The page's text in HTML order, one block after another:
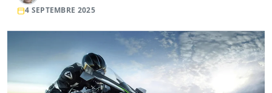
4 SEPTEMBRE 2025